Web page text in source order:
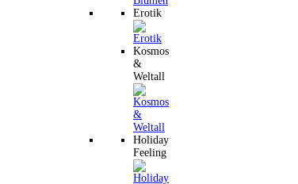
Erotik
Kosmos
&
Weltall
Holiday
Feeling